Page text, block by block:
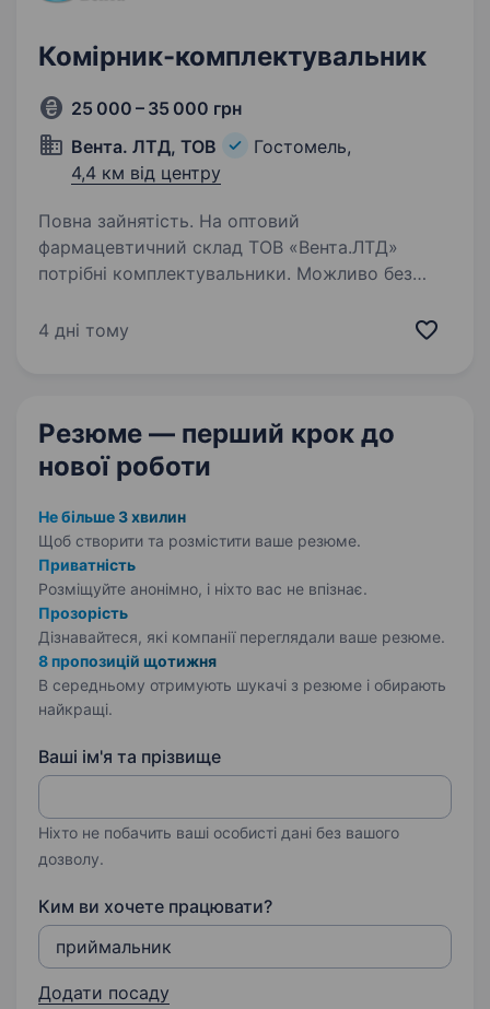
Комірник-комплектувальник
25 000 – 35 000 грн
Вента. ЛТД, ТОВ
Гостомель,
4,4 км від центру
Повна зайнятість. На оптовий
фармацевтичний склад ТОВ «Вента.ЛТД»
потрібні комплектувальники. Можливо без
замовлень по накладним Підтримка порядку
4 дні тому
Резюме — перший крок до
нової роботи
Не більше 3 хвилин
Щоб створити та розмістити ваше резюме.
Приватність
Розміщуйте анонімно, і ніхто вас не впізнає.
Прозорість
Дізнавайтеся, які компанії переглядали ваше резюме.
8 пропозицій щотижня
В середньому отримують шукачі з резюме і обирають
найкращі.
Ваші ім'я та прізвище
Ніхто не побачить ваші особисті дані без вашого
дозволу.
Ким ви хочете працювати?
Додати посаду